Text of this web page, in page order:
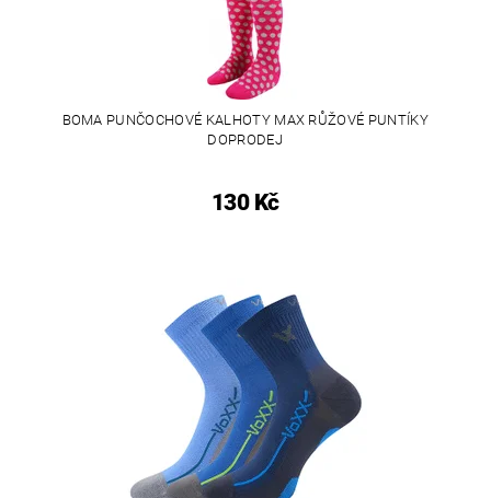
BOMA PUNČOCHOVÉ KALHOTY MAX RŮŽOVÉ PUNTÍKY
DOPRODEJ
130 Kč